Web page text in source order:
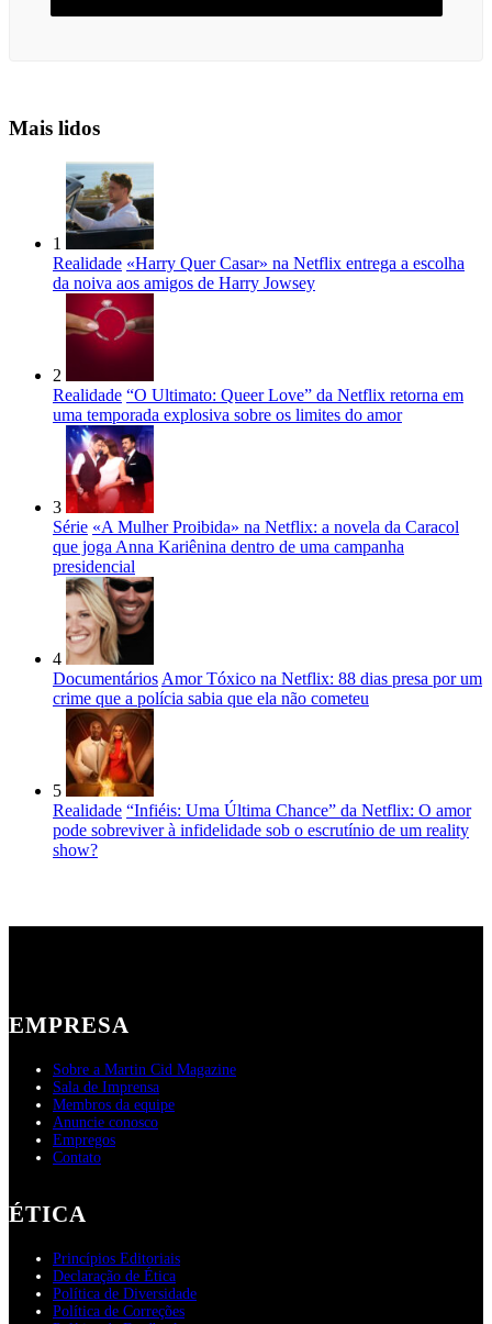
Mais lidos
1
Realidade «Harry Quer Casar» na Netflix entrega a escolha
da noiva aos amigos de Harry Jowsey
2
Realidade “O Ultimato: Queer Love” da Netflix retorna em
uma temporada explosiva sobre os limites do amor
3
Série «A Mulher Proibida» na Netflix: a novela da Caracol
que joga Anna Kariênina dentro de uma campanha
presidencial
4
Documentários Amor Tóxico na Netflix: 88 dias presa por um
crime que a polícia sabia que ela não cometeu
5
Realidade “Infiéis: Uma Última Chance” da Netflix: O amor
pode sobreviver à infidelidade sob o escrutínio de um reality
show?
EMPRESA
Sobre a Martin Cid Magazine
Sala de Imprensa
Membros da equipe
Anuncie conosco
Empregos
Contato
ÉTICA
Princípios Editoriais
Declaração de Ética
Política de Diversidade
Política de Correções